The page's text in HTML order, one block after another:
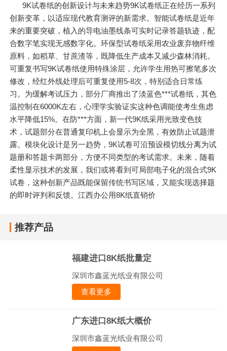
9K试卷纸的创新设计与未来趋势9K试卷纸正在经历一系列
创新变革，以适应现代教育测评的新需求。智能试卷纸是近年
来的重要突破，植入的导电油墨线条可实时记录答题轨迹，配
合数字笔实现无感数字化。环保型试卷纸采用农业废弃物纤维
原料，如稻草、甘蔗渣等，既降低生产成本又减少森林消耗。
可重复书写9K试卷纸使用特殊涂层，允许学生用热可擦笔多次
修改，经红外线处理后可重复使用5-8次，特别适合日常练
习。为缓解考试压力，部分厂商推出了淡蓝色***试卷纸，其色
温控制在6000K左右，心理学实验证实这种色调能使考生焦虑
水平降低15%。在防***方面，新一代9K纸采用光致变色技
术，试题部分在普通复印机上会显示为全黑，有效防止试题泄
露。模块化设计是另一趋势，9K试卷可沿预设模切线分离为试
题册和答题卡两部分，方便不同类型的考试需求。未来，随着
柔性显示技术的发展，我们或将看到可局部电子化的混合式9K
试卷，这种创新产品既能保留传统书写区域，又能实现选择题
的即时评判和反馈。江西办公用8K纸直销价
推荐产品
福建进口8K纸批量定
深圳市鑫蓝光纸业有限公司
查看更多
广东进口8K纸大概价
深圳市鑫蓝光纸业有限公司